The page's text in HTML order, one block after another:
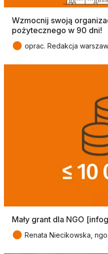
Wzmocnij swoją
pożytecznego w 90 dni!
● oprac. Redakcja
Mały grant dla NGO
● Renata Niecikowska,